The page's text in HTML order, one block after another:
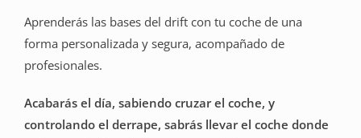
Aprenderás las bases del drift con tu coche de una
forma personalizada y segura, acompañado de
profesionales.
Acabarás el día, sabiendo cruzar el coche, y
controlando el derrape, sabrás llevar el coche donde